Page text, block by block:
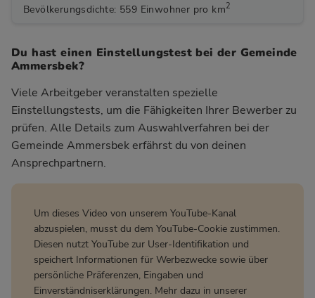
Bevölkerungsdichte: 559 Einwohner pro km2
Du hast einen Einstellungstest bei der Gemeinde
Ammersbek?
Viele Arbeitgeber veranstalten spezielle
Einstellungstests, um die Fähigkeiten Ihrer Bewerber zu
prüfen. Alle Details zum Auswahlverfahren bei der
Gemeinde Ammersbekerfährst du von deinen
Ansprechpartnern.
Um dieses Video von unserem YouTube-Kanal
abzuspielen, musst du dem YouTube-Cookie zustimmen.
Diesen nutzt YouTube zur User-Identifikation und
speichert Informationen für Werbezwecke sowie über
persönliche Präferenzen, Eingaben und
Einverständniserklärungen. Mehr dazu in unserer